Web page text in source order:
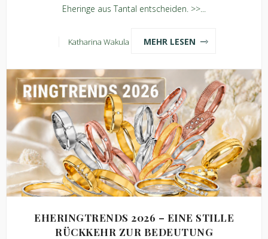
Eheringe aus Tantal entscheiden. >>...
Katharina Wakula MEHR LESEN
EHERINGTRENDS 2026 – EINE STILLE
RÜCKKEHR ZUR BEDEUTUNG